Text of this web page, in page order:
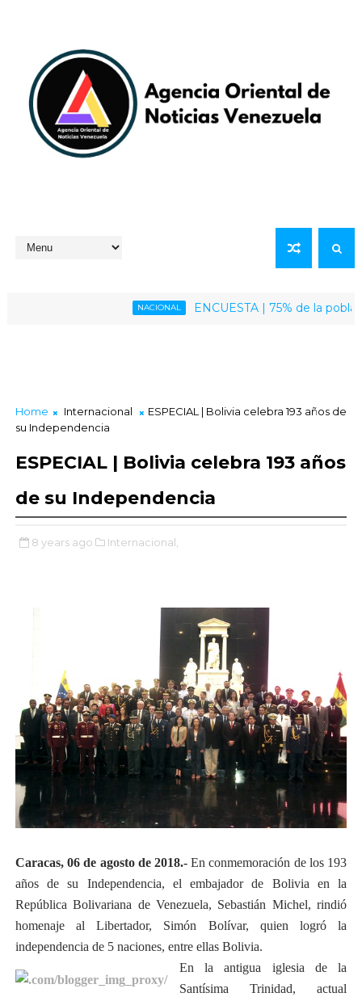
NACIONAL ENCUESTA | 75% de la población
Home Internacional
ESPECIAL | Bolivia celebra 193 años de
su Independencia
ESPECIAL | Bolivia celebra 193 años
de su Independencia
8 years ago Internacional,
Caracas, 06 de agosto de 2018.- En conmemoración de los 193
años de su Independencia, el embajador de Bolivia en la
República Bolivariana de Venezuela, Sebastián Michel, rindió
homenaje al Libertador, Simón Bolívar, quien logró la
independencia de 5 naciones, entre ellas Bolivia.
En la antigua iglesia de la
Santísima Trinidad, actual